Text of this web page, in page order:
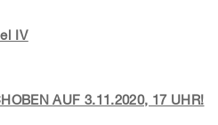
IV
AUF 3.11.2020, 17 UHR!